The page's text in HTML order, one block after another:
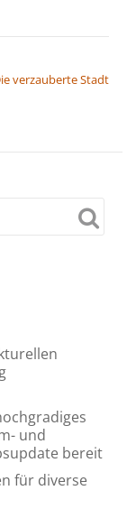
verzauberte Stadt
und
bereit
für diverse